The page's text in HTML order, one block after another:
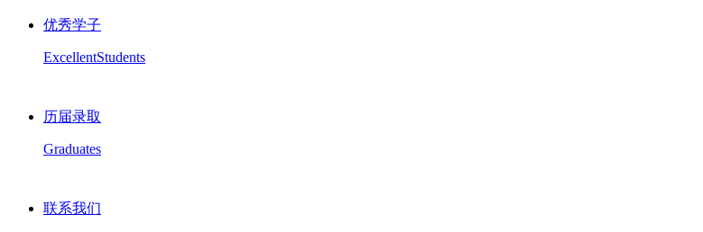
优秀学子
ExcellentStudents
历届录取
Graduates
联系我们